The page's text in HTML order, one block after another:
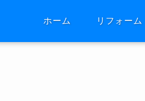
ホーム リフォーム